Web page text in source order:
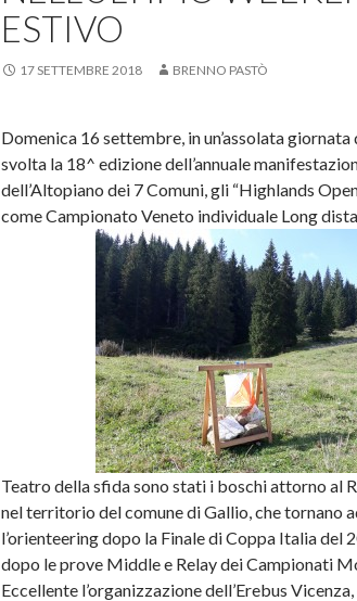
ESTIVO
17 SETTEMBRE 2018 BRENNO PASTÒ
Domenica 16 settembre, in un’assolata giornata
svolta la 18^ edizione dell’annuale
dell’Altopiano dei 7 Comuni, gli “Highlands
come Campionato Veneto individuale Long
Teatro della sfida sono stati i boschi attorno al
nel territorio del comune di Gallio, che tornano
l’orienteering dopo la Finale di Coppa Italia del
dopo le prove Middle e Relay dei Campionati
Eccellente l’organizzazione dell’Erebus